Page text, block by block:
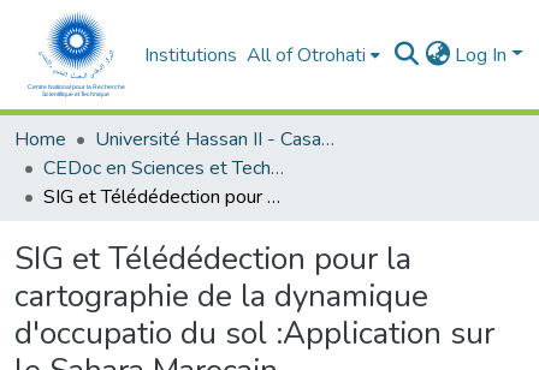
Institutions All of Otrohati Log In
Home
Université Hassan II - Casablanca
CEDoc en Sciences et Techniques et Sciences Médicales (CED -STSM)
SIG et Télédédection pour la cartographie de la dynamique d'occupatio du sol :Application sur le Sahara Marocain.
SIG et Télédédection pour la
cartographie de la dynamique
d'occupatio du sol :Application sur